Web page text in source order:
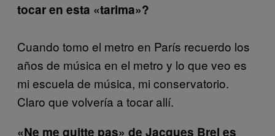
tocar en esta «tarima»?
Cuando tomo el metro en París recuerdo los
años de música en el metro y lo que veo es
mi escuela de música, mi conservatorio.
Claro que volvería a tocar allí.
«Ne me quitte pas» de Jacques Brel es